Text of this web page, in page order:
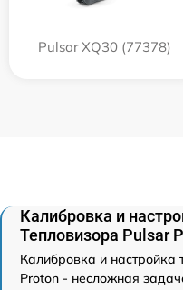
Pulsar XQ30 (77378)
Калибровка и
Тепловизора Pulsar
Калибровка и настройка
Proton - несложная